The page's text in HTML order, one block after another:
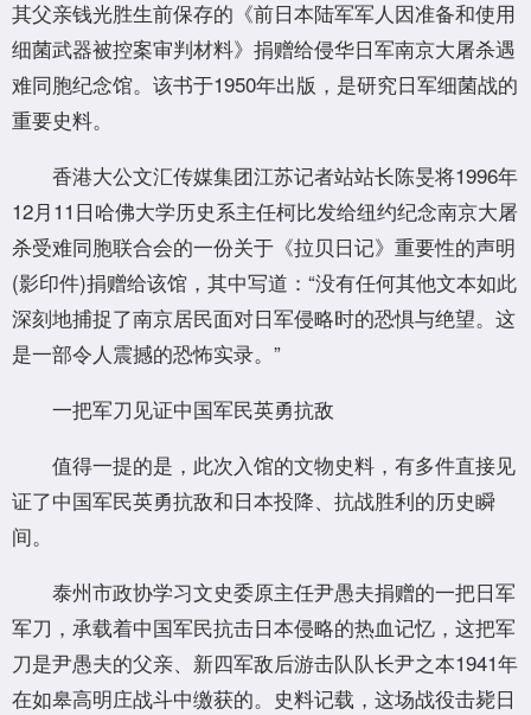
其父亲钱光胜生前保存的《前日本陆军军人因准备和使用
细菌武器被控案审判材料》捐赠给侵华日军南京大屠杀遇
难同胞纪念馆。该书于1950年出版，是研究日军细菌战的
重要史料。
香港大公文汇传媒集团江苏记者站站长陈旻将1996年
12月11日哈佛大学历史系主任柯比发给纽约纪念南京大屠
杀受难同胞联合会的一份关于《拉贝日记》重要性的声明
(影印件)捐赠给该馆，其中写道：“没有任何其他文本如此
深刻地捕捉了南京居民面对日军侵略时的恐惧与绝望。这
是一部令人震撼的恐怖实录。”
一把军刀见证中国军民英勇抗敌
值得一提的是，此次入馆的文物史料，有多件直接见
证了中国军民英勇抗敌和日本投降、抗战胜利的历史瞬
间。
泰州市政协学习文史委原主任尹愚夫捐赠的一把日军
军刀，承载着中国军民抗击日本侵略的热血记忆，这把军
刀是尹愚夫的父亲、新四军敌后游击队队长尹之本1941年
在如皋高明庄战斗中缴获的。史料记载，这场战役击毙日